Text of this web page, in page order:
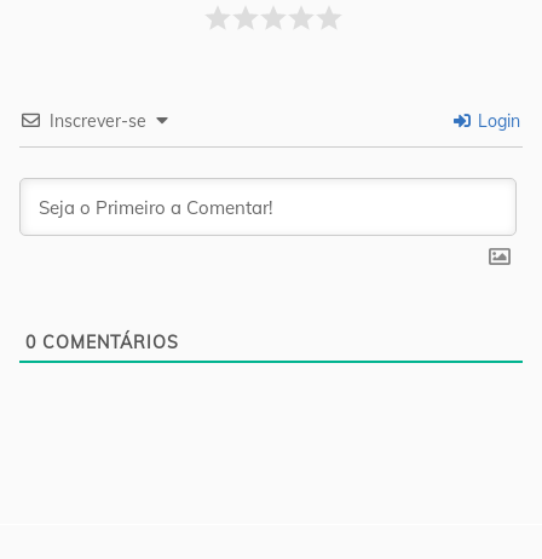
Inscrever-se Login
0 COMENTÁRIOS